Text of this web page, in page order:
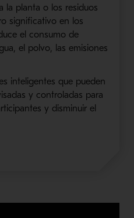
la planta o los residuos
significativo en los
el consumo de
el polvo, las emisiones
inteligentes que pueden
y controladas para
y disminuir el